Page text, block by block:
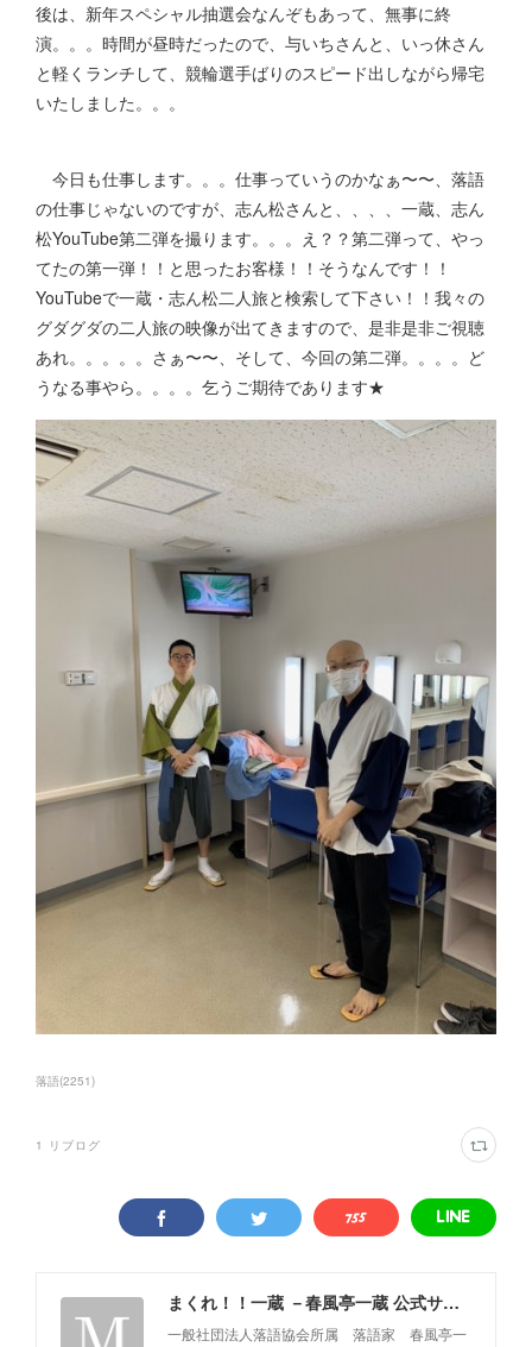
後は、新年スペシャル抽選会なんぞもあって、無事に終
演。。。時間が昼時だったので、与いちさんと、いっ休さん
と軽くランチして、競輪選手ばりのスピード出しながら帰宅
いたしました。。。
今日も仕事します。。。仕事っていうのかなぁ〜〜、落語
の仕事じゃないのですが、志ん松さんと、、、、一蔵、志ん
松YouTube第二弾を撮ります。。。え？？第二弾って、やっ
てたの第一弾！！と思ったお客様！！そうなんです！！
YouTubeで一蔵・志ん松二人旅と検索して下さい！！我々の
グダグダの二人旅の映像が出てきますので、是非是非ご視聴
あれ。。。。。さぁ〜〜、そして、今回の第二弾。。。。ど
うなる事やら。。。。乞うご期待であります★
落語(2251)
1 リブログ
まくれ！！一蔵 －春風亭一蔵 公式サイト－
一般社団法人落語協会所属 落語家 春風亭一